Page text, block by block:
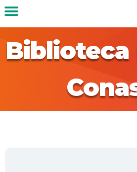
Biblioteca